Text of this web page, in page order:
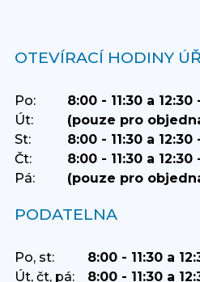
OTEVÍRACÍ HODINY
Po:
8:00 - 11:30 a 12:30
Út:
(pouze pro
St:
8:00 - 11:30 a 12:30
Čt:
8:00 - 11:30 a 12:30
Pá:
(pouze pro
PODATELNA
Po, st:
8:00 - 11:30 a
Út, čt, pá:
8:00 - 11:30 a